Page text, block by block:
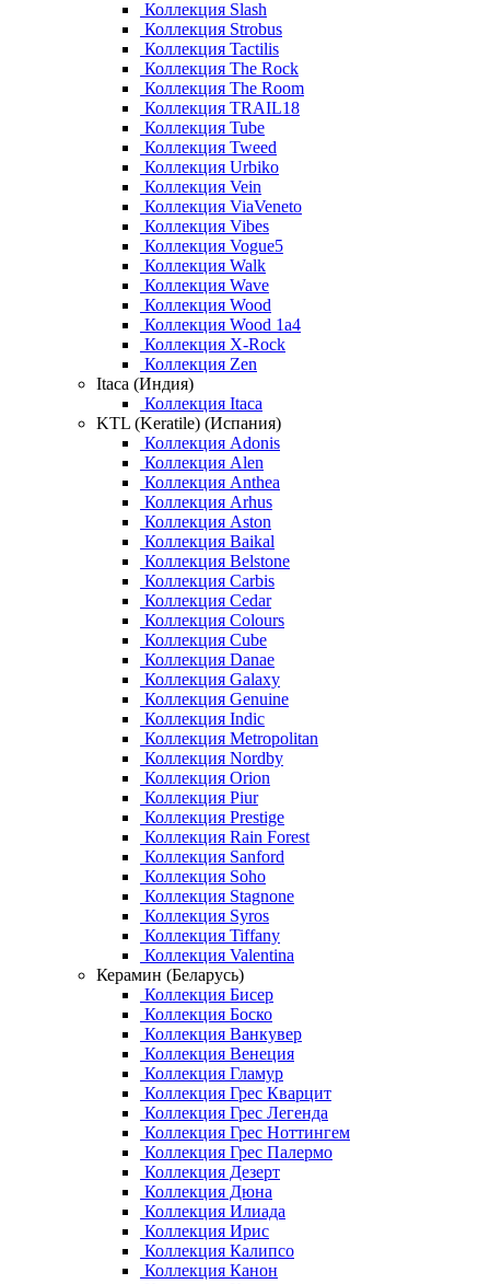
Коллекция Slash
Коллекция Strobus
Коллекция Tactilis
Коллекция The Rock
Коллекция The Room
Коллекция TRAIL18
Коллекция Tube
Коллекция Tweed
Коллекция Urbiko
Коллекция Vein
Коллекция ViaVeneto
Коллекция Vibes
Коллекция Vogue5
Коллекция Walk
Коллекция Wave
Коллекция Wood
Коллекция Wood 1a4
Коллекция X-Rock
Коллекция Zen
Itaca (Индия)
Коллекция Itaca
KTL (Keratile) (Испания)
Коллекция Adonis
Коллекция Alen
Коллекция Anthea
Коллекция Arhus
Коллекция Aston
Коллекция Baikal
Коллекция Belstone
Коллекция Carbis
Коллекция Cedar
Коллекция Colours
Коллекция Cube
Коллекция Danae
Коллекция Galaxy
Коллекция Genuine
Коллекция Indic
Коллекция Metropolitan
Коллекция Nordby
Коллекция Orion
Коллекция Piur
Коллекция Prestige
Коллекция Rain Forest
Коллекция Sanford
Коллекция Soho
Коллекция Stagnone
Коллекция Syros
Коллекция Tiffany
Коллекция Valentina
Керамин (Беларусь)
Коллекция Бисер
Коллекция Боско
Коллекция Ванкувер
Коллекция Венеция
Коллекция Гламур
Коллекция Грес Кварцит
Коллекция Грес Легенда
Коллекция Грес Ноттингем
Коллекция Грес Палермо
Коллекция Дезерт
Коллекция Дюна
Коллекция Илиада
Коллекция Ирис
Коллекция Калипсо
Коллекция Канон